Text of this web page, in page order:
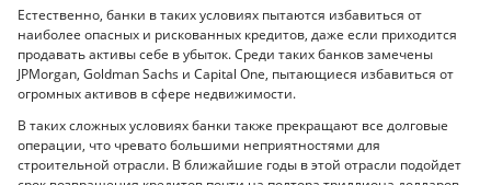
Естественно, банки в таких условиях пытаются избавиться от
наиболее опасных и рискованных кредитов, даже если приходится
продавать активы себе в убыток. Среди таких банков замечены
JPMorgan, Goldman Sachs и Capital One, пытающиеся избавиться от
огромных активов в сфере недвижимости.
В таких сложных условиях банки также прекращают все долговые
операции, что чревато большими неприятностями для
строительной отрасли. В ближайшие годы в этой отрасли подойдет